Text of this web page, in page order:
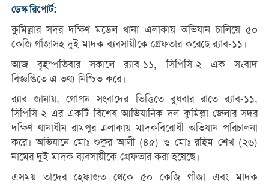
ডেস্ক রিপোর্ট:
কুমিল্লার সদর দক্ষিণ মডেল থানা এলাকায় অভিযান চালিয়ে ৫০
কেজি গাঁজাসহ দুই মাদক ব্যবসায়ীকে গ্রেফতার করেছে র‍্যাব-১১।
আজ বৃহস্পতিবার সকালে র‍্যাব-১১, সিপিসি-২ এক সংবাদ
বিজ্ঞপ্তিতে এ তথ্য নিশ্চিত করে।
র‍্যাব জানায়, গোপন সংবাদের ভিত্তিতে বুধবার রাতে র‍্যাব-১১,
সিপিসি-২ এর একটি বিশেষ আভিযানিক দল কুমিল্লা জেলার সদর
দক্ষিণ থানাধীন রামপুর এলাকায় মাদকবিরোধী অভিযান পরিচালনা
করে। অভিযানে মোঃ শুকুর আলী (৪৫) ও মোঃ রহিম শেখ (২৬)
নামের দুই মাদক ব্যবসায়ীকে গ্রেফতার করা হয়েছে।
এসময় তাদের হেফাজত থেকে ৫০ কেজি গাঁজা এবং মাদক